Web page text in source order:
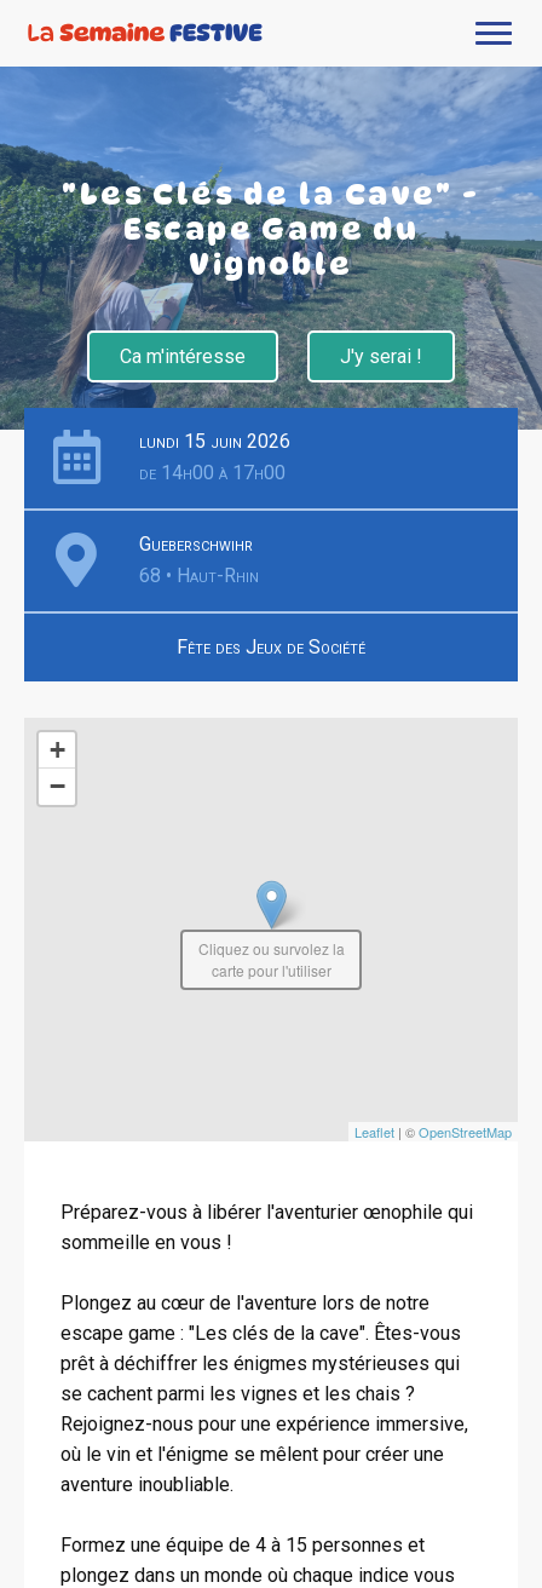
"Les Clés de la Cave" -
Escape Game du
Vignoble
Ca m'intéresse J'y serai !
lundi 15 juin 2026
de 14h00 à 17h00
Gueberschwihr
68 • Haut-Rhin
Fête des Jeux de Société
+
−
Leaflet | ©OpenStreetMap
Cliquez ou survolez la
carte pour l'utiliser
Préparez-vous à libérer l'aventurier œnophile qui
sommeille en vous !
Plongez au cœur de l'aventure lors de notre
escape game : "Les clés de la cave". Êtes-vous
prêt à déchiffrer les énigmes mystérieuses qui
se cachent parmi les vignes et les chais ?
Rejoignez-nous pour une expérience immersive,
où le vin et l'énigme se mêlent pour créer une
aventure inoubliable.
Formez une équipe de 4 à 15 personnes et
plongez dans un monde où chaque indice vous